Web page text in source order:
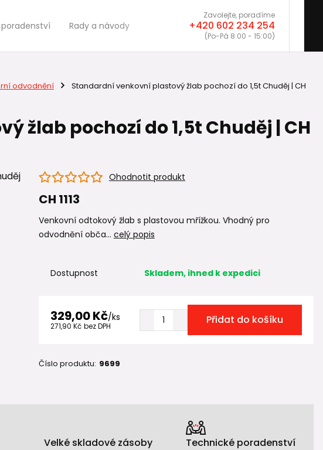
Rady a návody
Zavolejte, poradíme
+420 602 234 254
(Po-Pá 8:00 - 15:00)
odvodnění
Standardní venkovní plastový žlab pochozí do 1,5t Chuděj | CH
žlab pochozí do 1,5t Chuděj | CH
Ohodnotit produkt
CH 1113
Venkovní odtokový žlab s plastovou mřížkou. Vhodný pro
odvodnění obča... celý popis
Dostupnost Skladem, ihned k expedici
329,00 Kč/ks
271,90 Kč bez DPH Přidat do košíku
Číslo produktu: 9699
Velké skladové zásoby Technické poradenství